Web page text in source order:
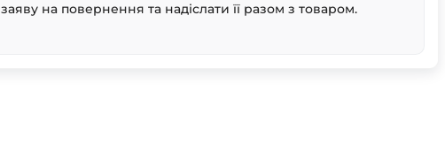
заяву на повернення та надіслати її разом з товаром.